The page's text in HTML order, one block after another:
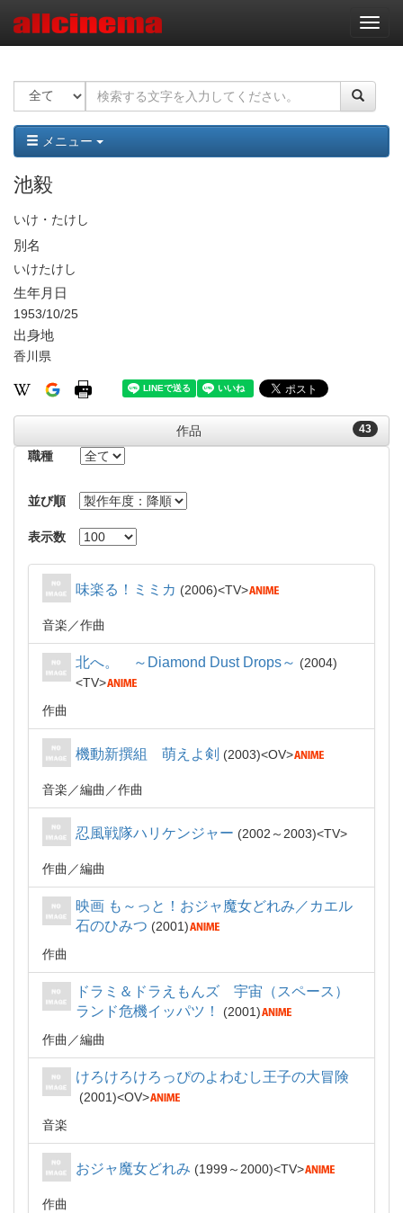
ナ
ビ
ー
ョ
ン
メニュー
池毅
いけ・たけし
別名
いけたけし
生年月日
1953/10/25
出身地
香川県
43
作品
職種
並び順
表示数
味楽る！ミミカ 2006 TV
音楽 作曲
北へ。 ～Diamond Dust Drops～
2004
TV
作曲
機動新撰組 萌えよ剣 2003 OV
音楽 編曲 作曲
忍風戦隊ハリケンジャー 2002～2003 TV
作曲 編曲
映画 も～っと！おジャ魔女どれみ／カエル
石のひみつ
2001
作曲
ドラミ＆ドラえもんズ 宇宙（スペース）
ランド危機イッパツ！
2001
作曲
編曲
けろけろけろっぴのよわむし王子の大冒険
2001
OV
音楽
おジャ魔女どれみ 1999～2000 TV
作曲